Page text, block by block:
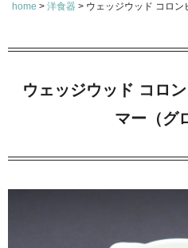
home > 洋食器 > ウェッジウッド コロン
ウェッジウッド コロ
マー（グ